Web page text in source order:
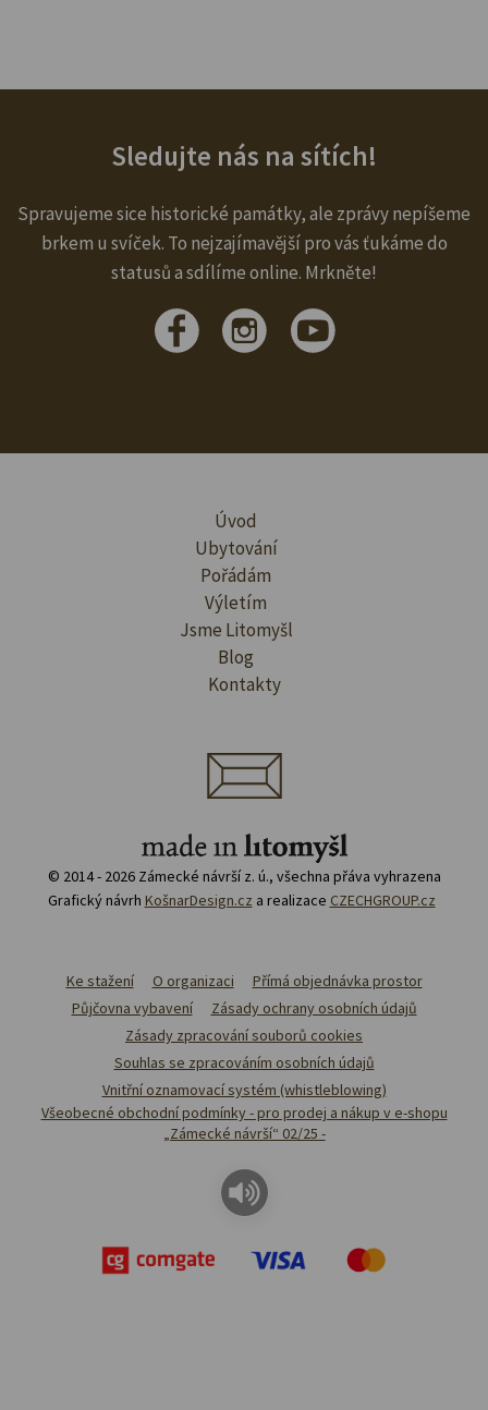
Sledujte nás na sítích!
Spravujeme sice historické památky, ale zprávy nepíšeme
brkem u svíček. To nejzajímavější pro vás ťukáme do
statusů a sdílíme online. Mrkněte!
Úvod
Ubytování
Pořádám
Výletím
Jsme Litomyšl
Blog
Kontakty
© 2014 - 2026 Zámecké návrší z. ú., všechna přáva vyhrazena
Grafický návrh KošnarDesign.cz a realizace CZECHGROUP.cz
Ke stažení O organizaci
Přímá objednávka prostor
Půjčovna vybavení
Zásady ochrany osobních údajů
Zásady zpracování souborů cookies
Souhlas se zpracováním osobních údajů
Vnitřní oznamovací systém (whistleblowing)
Všeobecné obchodní podmínky - pro prodej a nákup v e-shopu
„Zámecké návrší“ 02/25 -